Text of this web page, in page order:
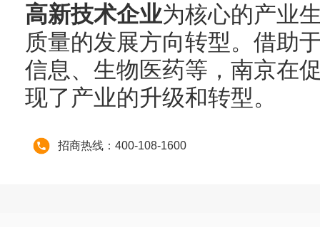
高新技术企业为核心的产业
质量的发展方向转型。借助
信息、生物医药等，南京在
现了产业的升级和转型。
招商热线：400-108-1600